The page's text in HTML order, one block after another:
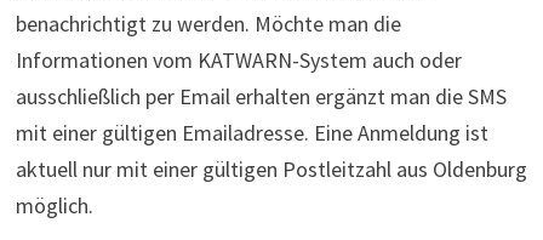
benachrichtigt zu werden. Möchte man die
Informationen vom KATWARN-System auch oder
ausschließlich per Email erhalten ergänzt man die SMS
mit einer gültigen Emailadresse. Eine Anmeldung ist
aktuell nur mit einer gültigen Postleitzahl aus Oldenburg
möglich.